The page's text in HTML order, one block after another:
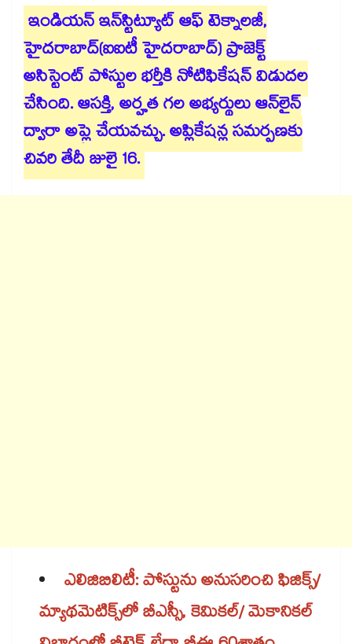
ఇండియన్ ఇన్​స్టిట్యూట్ ఆఫ్​ టెక్నాలజీ,
హైదరాబాద్(ఐఐటీ హైదరాబాద్) ప్రాజెక్ట్
అసిస్టెంట్ పోస్టుల భర్తీకి నోటిఫికేషన్ విడుదల
చేసింది. ఆసక్తి, అర్హత గల అభ్యర్థులు ఆన్​లైన్
ద్వారా అప్లై చేయవచ్చు. అప్లికేషన్ల సమర్పణకు
చివరి తేదీ జులై 16.
ఎలిజిబిలిటీ: పోస్టును అనుసరించి ఫిజిక్స్/
మ్యాథమెటిక్స్​లో బీఎస్సీ, కెమికల్/ మెకానికల్